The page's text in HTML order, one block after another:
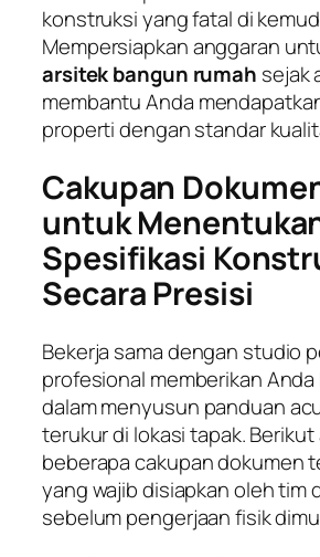
konstruksi yang fatal di
Mempersiapkan anggaran
arsitek bangun rumah sejak
membantu Anda
properti dengan standar
Cakupan
untuk
Spesifikasi
Secara Presisi
Bekerja sama dengan studio
profesional memberikan
dalam menyusun panduan
terukur di lokasi tapak. Berikut
beberapa cakupan dokumen
yang wajib disiapkan oleh tim
sebelum pengerjaan fisik